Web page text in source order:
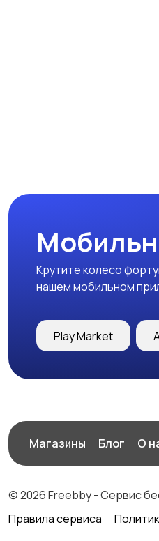
Крутите колесо
нашем мобильном
Play Market
Магазины Блог О
© 2026 Freebby - Сервис
Правила сервиса